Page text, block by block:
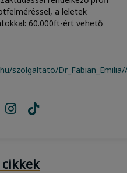
a leletek
60.000ft-ért vehető
szolgaltato/
cikkek